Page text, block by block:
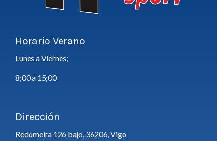
Horario Verano
Lunes a Viernes;
8;00 a 15;00
Dirección
Redomeira 126 bajo, 36206, Vigo